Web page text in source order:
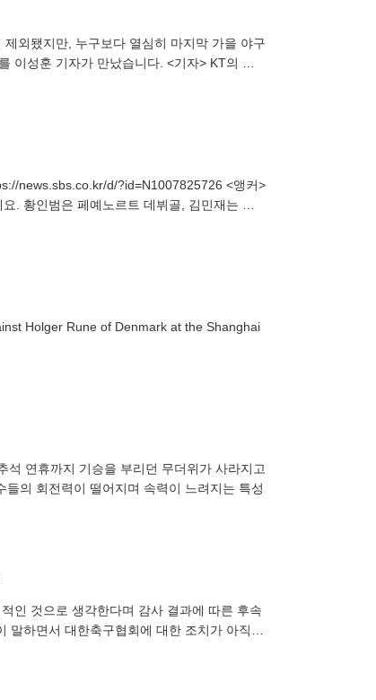
외됐지만, 누구보다 열심히 마지막 가을 야구
이성훈 기자가 만났습니다. <기자> KT의 경
news.sbs.co.kr/d/?id=N1007825726 <앵커>
. 황인범은 페예노르트 데뷔골, 김민재는 시
Holger Rune of Denmark at the Shanghai
다. 가을 경륜은 기온이 낮아지면서 선수들의 회전력이 떨어지며 속력이 느려지는 특성
인 것으로 생각한다며 감사 결과에 따른 후속
말하면서 대한축구협회에 대한 조치가 아직